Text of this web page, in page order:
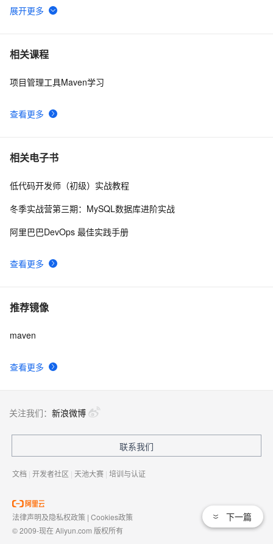
6 使用docker-compose启动指定jar包
7 springboot打成jar包，在windows上运行出现乱码
8 【Android 安全】DEX 加密 ( 常用 Android 反编译工具 |
9 分享非常有用的Java程序 (关键代码) (三)---创建ZIP和
10
相关课程
查看更多
项目管理工具Maven学习
相关电子书
查看更多
低代码开发师（初级）实战教程
冬季实战营第三期：MySQL数据库进阶实战
阿里巴巴DevOps 最佳实践手册
推荐镜像
查看更多
maven
下一篇
关注我们： 新浪微博
联系我们
文档 | 开发者社区 | 天池大赛 | 培训与认证
法律声明及隐私权政策 | Cookies政策
© 2009-现在 Aliyun.com 版权所有